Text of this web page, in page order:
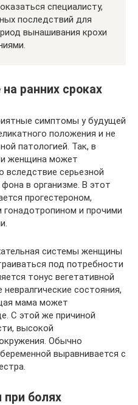
специалисту,
последствий для
вынашивания крохи
ранних сроках
симптомы у будущей
положения и не
патологией. Так, в
женщина может
вследствие серьезной
в организме. В этот
прогестероном,
гонадотропином и прочими
системы женщины
под потребности
тонус вегетативной
состояния,
мама может
С этой же причиной
высокой
Обычно
выравнивается с
при болях